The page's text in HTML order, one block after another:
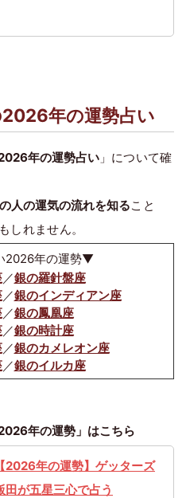
年の運勢占い
年の運勢占い」について確
人の運気の流れを知ること
しれません。
2026年の運勢▼
／銀の羅針盤座
／銀のインディアン座
／銀の鳳凰座
／銀の時計座
／銀のカメレオン座
／銀のイルカ座
年の運勢」はこちら
【2026年の運勢】ゲッターズ
田が五星三心で占う